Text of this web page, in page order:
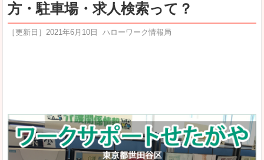
方・駐車場・求人検索って？
［更新日］ 2021年6月10日 ハローワーク情報局